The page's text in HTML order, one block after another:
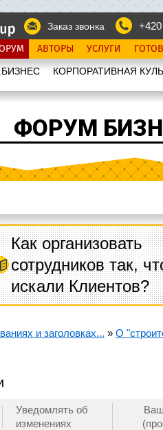
Заказ звонка
АВТОРЫ УСЛУГИ
КОРПОРАТИВНАЯ
ФОРУМ
Как организовать
сотрудников так,
искали Клиентов?
и заголовках... » О
Уведомлять об
изменениях